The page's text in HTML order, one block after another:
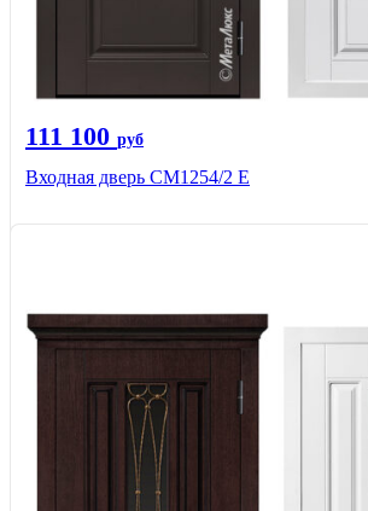
111 100 руб
Входная дверь СМ1254/2 E